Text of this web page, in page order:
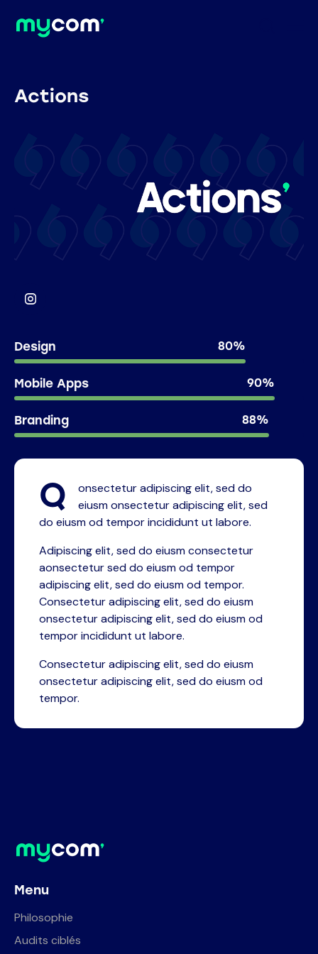
Actions
Design 80%
Mobile Apps 90%
Branding 88%
Q
onsectetur adipiscing elit, sed do
eiusm onsectetur adipiscing elit, sed
do eiusm od tempor incididunt ut labore.
Adipiscing elit, sed do eiusm consectetur
aonsectetur sed do eiusm od tempor
adipiscing elit, sed do eiusm od tempor.
Consectetur adipiscing elit, sed do eiusm
onsectetur adipiscing elit, sed do eiusm od
tempor incididunt ut labore.
Consectetur adipiscing elit, sed do eiusm
onsectetur adipiscing elit, sed do eiusm od
tempor.
Menu
Philosophie
Audits ciblés